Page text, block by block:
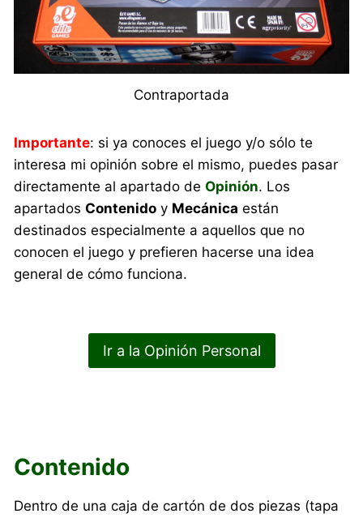
Contraportada
Importante: si ya conoces el juego y/o sólo te
interesa mi opinión sobre el mismo, puedes pasar
directamente al apartado deOpinión. Los
apartadosContenido y Mecánica están
destinados especialmente a aquellos que no
conocen el juego y prefieren hacerse una idea
general de cómo funciona.
Ir a la Opinión Personal
Contenido
Dentro de una caja de cartón de dos piezas (tapa